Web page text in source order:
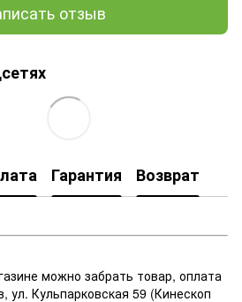
отзыв
Гарантия Возврат
можно забрать товар, оплата
ул. Кульпарковская 59 (Кинескоп